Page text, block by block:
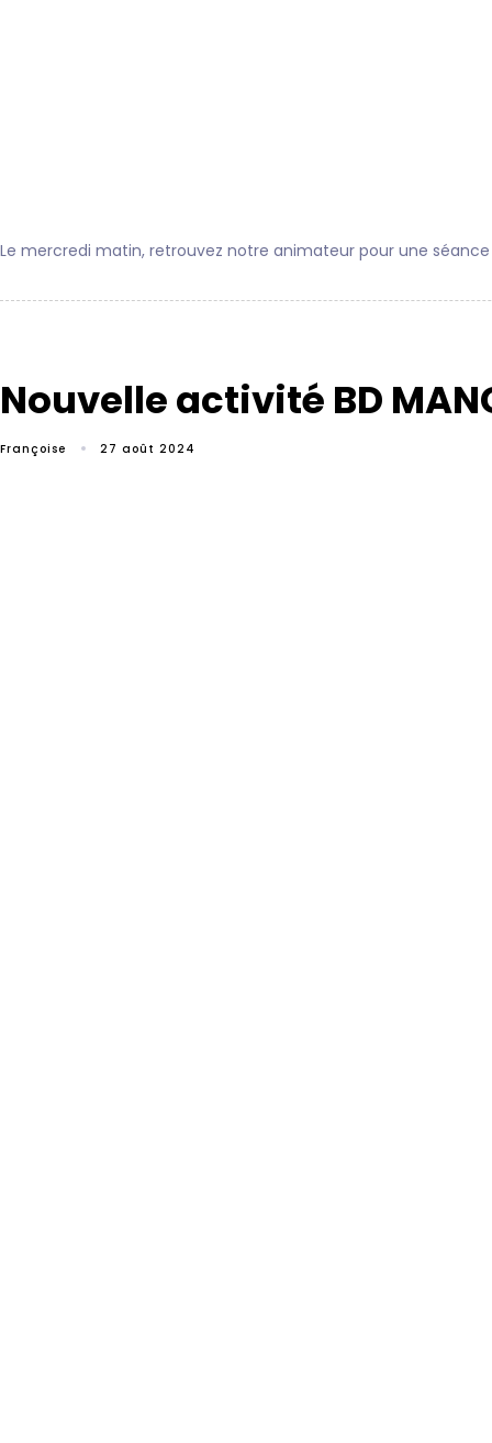
Le mercredi matin, retrouvez notre animateur pour une
Nouvelle activité BD
Françoise 27 août 2024